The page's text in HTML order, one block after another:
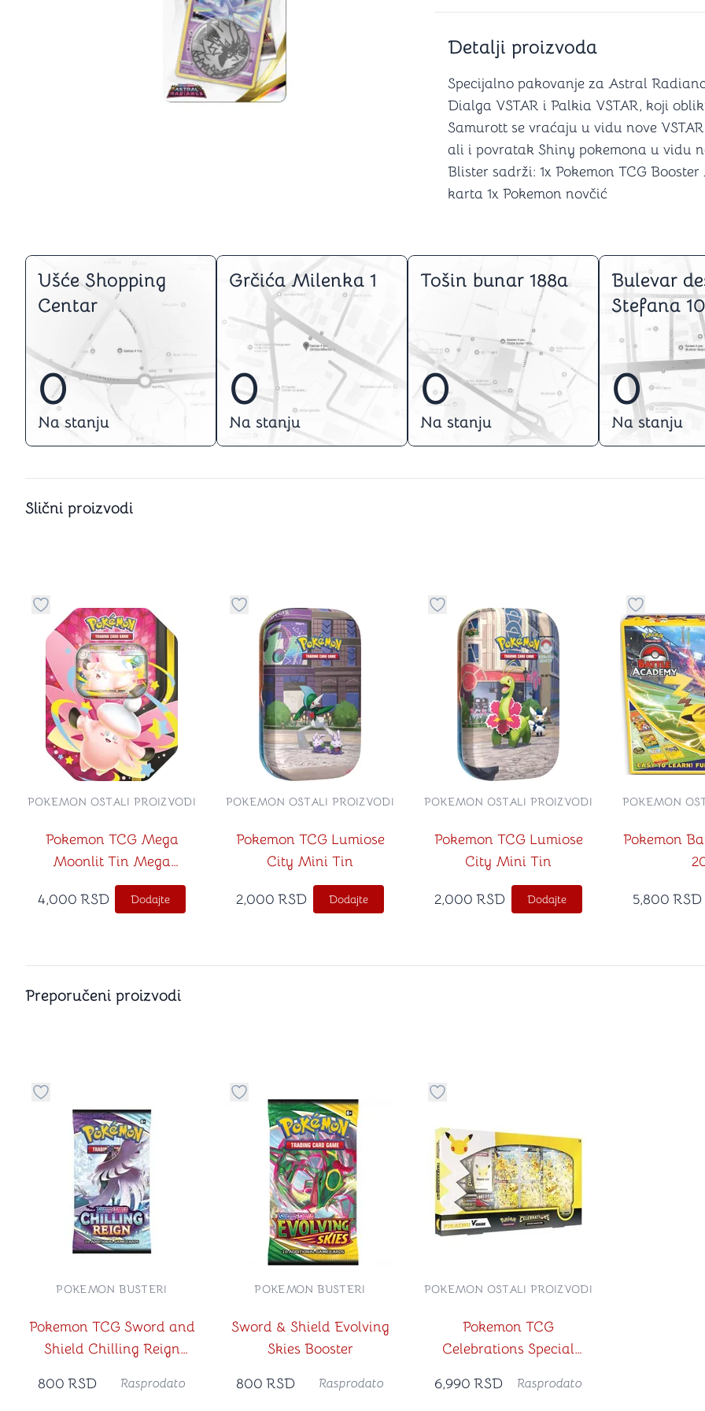
Puzzle 1000 delova
Puzzle 2000 delova
(TCG)
Yu-Gi-Oh
Pokemon
Šah
4 u 1 igre
Backgammon (Tavla)
Podloge
Mozgalice
Hanayama
Kocke
Detalji proizvoda
Specijalno pakovanje za Astral
Dialga VSTAR i Palkia VSTAR, koji
Samurott se vraćaju u vidu nove
ali i povratak Shiny pokemona u vidu
Blister sadrži: 1x Pokemon TCG
karta 1x Pokemon novčić
Ušće Shopping
Centar
0
Na stanju
Grčića Milenka 1
0
Na stanju
Tošin bunar 188a
0
Na stanju
Bulevar
Stefana
0
Na stanju
Slični proizvodi
Dugme za dodavanje stvari u kategoriju omiljeno
Pokemon TCG Mega
Moonlit Tin Mega
Clefable ex
POKEMON OSTALI PROIZVODI
4,000 RSD Dodajte
Dugme za dodavanje stvari u kategoriju omiljeno
Pokemon TCG Lumiose
City Mini Tin
POKEMON OSTALI PROIZVODI
2,000 RSD Dodajte
Dugme za dodavanje stvari u kategoriju
Pokemon TCG Lumiose
City Mini Tin
POKEMON OSTALI PROIZVODI
2,000 RSD Dodajte
Dugme za
Pokemon
POKEMON
5,800 RSD
Preporučeni proizvodi
Dugme za dodavanje stvari u kategoriju omiljeno
Pokemon TCG Sword and
Shield Chilling Reign
POKEMON BUSTERI
800 RSD Rasprodato
Dugme za dodavanje stvari u kategoriju omiljeno
Sword & Shield Evolving
Skies Booster
POKEMON BUSTERI
800 RSD Rasprodato
Dugme za dodavanje stvari u kategoriju omiljeno
Pokemon TCG
Celebrations Special
union
POKEMON OSTALI PROIZVODI
6,990 RSD Rasprodato